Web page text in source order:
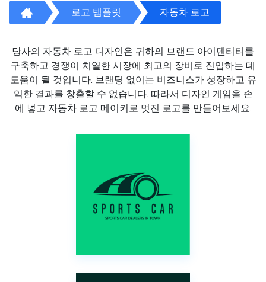
로고 템플릿 자동차 로고
당사의 자동차 로고 디자인은 귀하의 브랜드 아이덴티티를
구축하고 경쟁이 치열한 시장에 최고의 장비로 진입하는 데
도움이 될 것입니다. 브랜딩 없이는 비즈니스가 성장하고 유
익한 결과를 창출할 수 없습니다. 따라서 디자인 게임을 손
에 넣고 자동차 로고 메이커로 멋진 로고를 만들어보세요.